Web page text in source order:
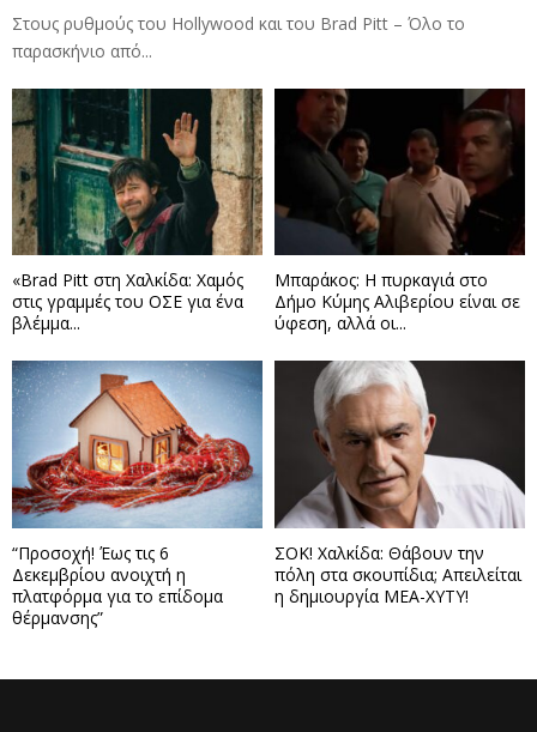
Στους ρυθμούς του Hollywood και του Brad Pitt – Όλο το
παρασκήνιο από...
«Brad Pitt στη Χαλκίδα: Χαμός
στις γραμμές του ΟΣΕ για ένα
βλέμμα...
Μπαράκος: Η πυρκαγιά στο
Δήμο Κύμης Αλιβερίου είναι σε
ύφεση, αλλά οι...
“Προσοχή! Έως τις 6
Δεκεμβρίου ανοιχτή η
πλατφόρμα για το επίδομα
θέρμανσης”
ΣΟΚ! Χαλκίδα: Θάβουν την
πόλη στα σκουπίδια; Απειλείται
η δημιουργία ΜΕΑ-ΧΥΤΥ!